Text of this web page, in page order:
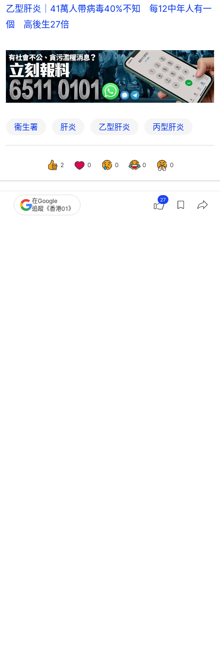
乙型肝炎｜41萬人帶病毒40%不知 每12中年人有一
個 高後生27倍
衞生署 肝炎 乙型肝炎 丙型肝炎
2 0 0 0 0
熱話 熱爆話題
在Google
追蹤《香港01》
27